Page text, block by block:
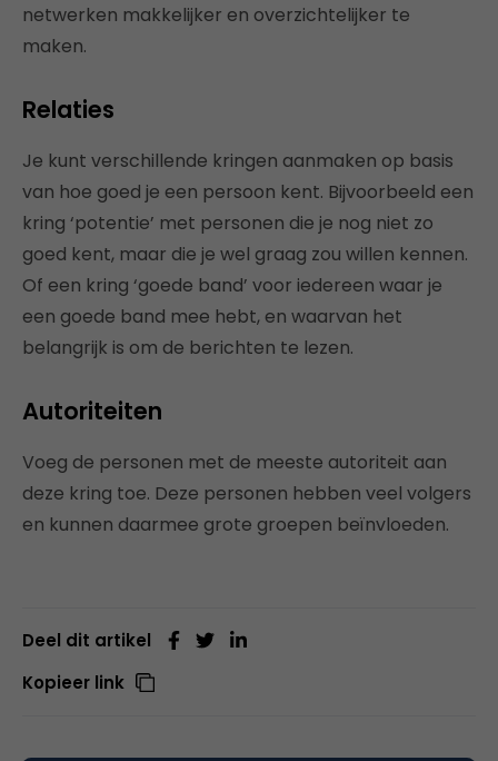
netwerken makkelijker en overzichtelijker te
maken.
Relaties
Je kunt verschillende kringen aanmaken op basis
van hoe goed je een persoon kent. Bijvoorbeeld een
kring ‘potentie’ met personen die je nog niet zo
goed kent, maar die je wel graag zou willen kennen.
Of een kring ‘goede band’ voor iedereen waar je
een goede band mee hebt, en waarvan het
belangrijk is om de berichten te lezen.
Autoriteiten
Voeg de personen met de meeste autoriteit aan
deze kring toe. Deze personen hebben veel volgers
en kunnen daarmee grote groepen beïnvloeden.
Deel dit artikel
Kopieer link